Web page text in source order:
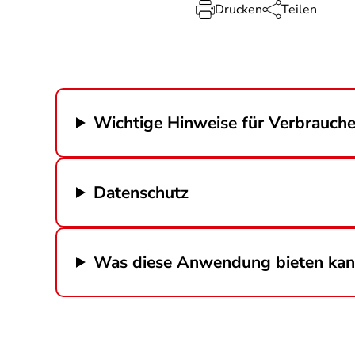
Drucken Teilen
Wichtige Hinweise für
Datenschutz
Was diese Anwendung bieten